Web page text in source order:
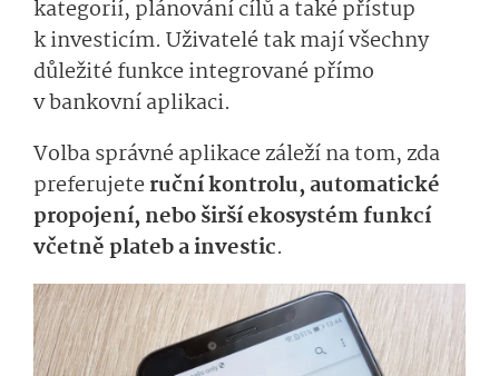
kategorií, plánování cílů a také přístup
k investicím. Uživatelé tak mají všechny
důležité funkce integrované přímo
v bankovní aplikaci.
Volba správné aplikace záleží na tom, zda
preferujeteruční kontrolu, automatické
propojení, nebo širší ekosystém funkcí
včetně plateb a investic.